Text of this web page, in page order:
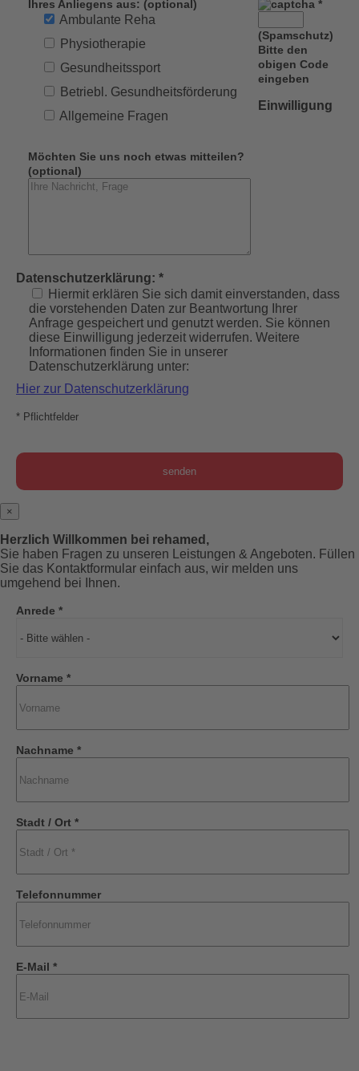
Ihres Anliegens aus: (optional)
Ambulante Reha
Physiotherapie
Gesundheitssport
Betriebl. Gesundheitsförderung
Allgemeine Fragen
Möchten Sie uns noch etwas mitteilen?
(optional)
*
(Spamschutz)
Bitte den
obigen Code
eingeben
Einwilligung
Datenschutzerklärung: *
Hiermit erklären Sie sich damit einverstanden, dass
die vorstehenden Daten zur Beantwortung Ihrer
Anfrage gespeichert und genutzt werden. Sie können
diese Einwilligung jederzeit widerrufen. Weitere
Informationen finden Sie in unserer
Datenschutzerklärung unter:
Hier zur Datenschutzerklärung
* Pflichtfelder
×
Herzlich Willkommen bei rehamed,
Sie haben Fragen zu unseren Leistungen & Angeboten. Füllen
Sie das Kontaktformular einfach aus, wir melden uns
umgehend bei Ihnen.
Anrede *
Vorname *
Nachname *
Stadt / Ort *
Telefonnummer
E-Mail *